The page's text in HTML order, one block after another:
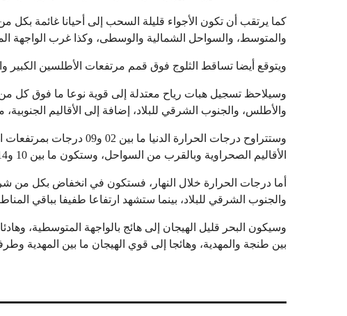
كما يرتقب أن تكون الأجواء قليلة السحب إلى أحيانا غائمة بكل
والمتوسط، والسواحل الشمالية والوسطى، وكذا غرب الواجهة
ويتوقع أيضا تساقط الثلوج فوق قمم مرتفعات الأطلسين الكبير
وسيلاحظ تسجيل هبات رياح معتدلة إلى قوية نوعا ما فوق كل
والأطلس، والجنوب الشرقي للبلاد، إضافة إلى الأقاليم الجنوبية،
الأقاليم الصحراوية وبالقرب من السواحل، وستكون ما بين 10 و14 درجة في ما تبقى من ربوع المملكة.
أما درجات الحرارة خلال النهار، فستكون في انخفاض بكل من
والجنوب الشرقي للبلاد، بينما ستشهد ارتفاعا طفيفا بباقي
وسيكون البحر قليل الهيجان إلى هائج بالواجهة المتوسطية،
بين طنجة والمهدية، وهائجا إلى قوي الهيجان ما بين المهدية